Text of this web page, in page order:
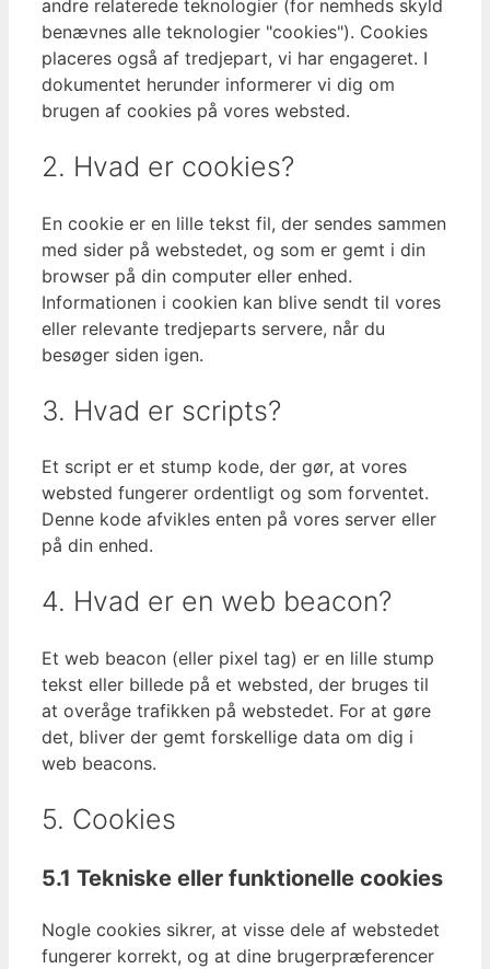
andre relaterede teknologier (for nemheds skyld
benævnes alle teknologier "cookies"). Cookies
placeres også af tredjepart, vi har engageret. I
dokumentet herunder informerer vi dig om
brugen af ​​cookies på vores websted.
2. Hvad er cookies?
En cookie er en lille tekst fil, der sendes sammen
med sider på webstedet, og som er gemt i din
browser på din computer eller enhed.
Informationen i cookien kan blive sendt til vores
eller relevante tredjeparts servere, når du
besøger siden igen.
3. Hvad er scripts?
Et script er et stump kode, der gør, at vores
websted fungerer ordentligt og som forventet.
Denne kode afvikles enten på vores server eller
på din enhed.
4. Hvad er en web beacon?
Et web beacon (eller pixel tag) er en lille stump
tekst eller billede på et websted, der bruges til
at overåge trafikken på webstedet. For at gøre
det, bliver der gemt forskellige data om dig i
web beacons.
5. Cookies
5.1 Tekniske eller funktionelle cookies
Nogle cookies sikrer, at visse dele af webstedet
fungerer korrekt, og at dine brugerpræferencer